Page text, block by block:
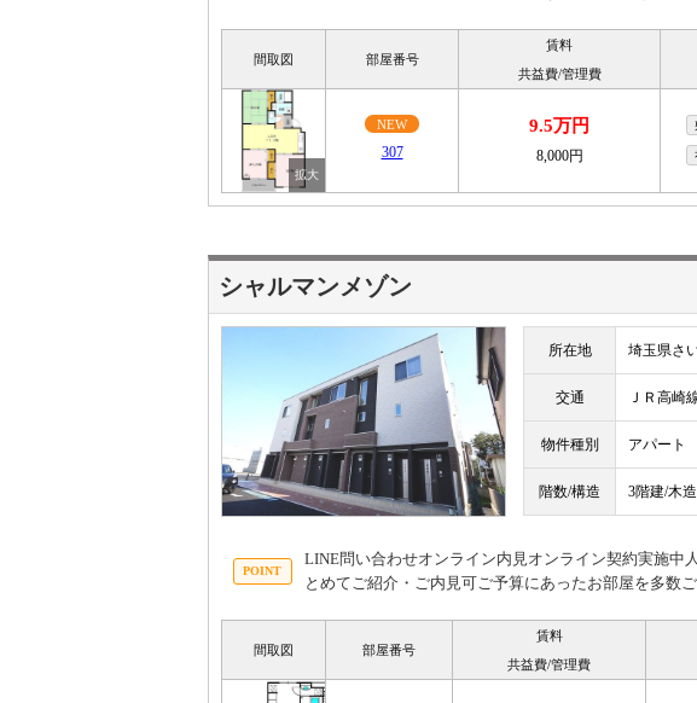
間取図 部屋番号
賃料
共益費/管理費
NEW
307
9.5万円
8,000円
シャルマンメゾン
所在地 埼玉県さ
交通 ＪＲ高崎
物件種別 アパート
階数/構造 3階建/木造
LINE問い合わせオンライン内見オンライン契約実施中
とめてご紹介・ご内見可ご予算にあったお部屋を多数
間取図 部屋番号
賃料
共益費/管理費